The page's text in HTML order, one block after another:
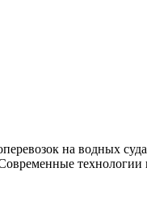
на водных судах.